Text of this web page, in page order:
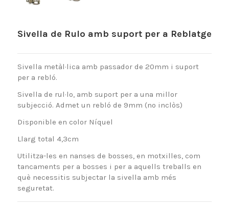
Sivella de Rulo amb suport per a Reblatge
Sivella metàl·lica amb passador de 20mm i suport
per a rebló.
Sivella de rul·lo, amb suport per a una millor
subjecció. Admet un rebló de 9mm (no inclòs)
Disponible en color Níquel
Llarg total 4,3cm
Utilitza-les en nanses de bosses, en motxilles, com
tancaments per a bosses i per a aquells treballs en
què necessitis subjectar la sivella amb més
seguretat.